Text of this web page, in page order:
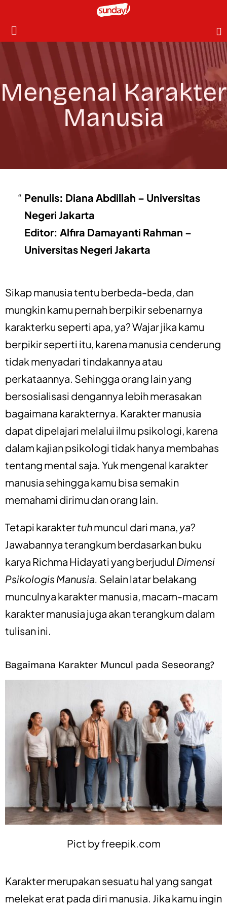
Mengenal Karakter
Manusia
Penulis: Diana Abdillah – Universitas
Negeri Jakarta
Editor: Alfira Damayanti Rahman –
Universitas Negeri Jakarta
Sikap manusia tentu berbeda-beda, dan
mungkin kamu pernah berpikir sebenarnya
karakterku seperti apa, ya? Wajar jika kamu
berpikir seperti itu, karena manusia cenderung
tidak menyadari tindakannya atau
perkataannya. Sehingga orang lain yang
bersosialisasi dengannya lebih merasakan
bagaimana karakternya. Karakter manusia
dapat dipelajari melalui ilmu psikologi, karena
dalam kajian psikologi tidak hanya membahas
tentang mental saja. Yuk mengenal karakter
manusia sehingga kamu bisa semakin
memahami dirimu dan orang lain.
Tetapi karaktertuhmuncul dari mana, ya?
Jawabannya terangkum berdasarkan buku
karya Richma Hidayati yang berjudul Dimensi
Psikologis Manusia. Selain latar belakang
munculnya karakter manusia, macam-macam
karakter manusia juga akan terangkum dalam
tulisan ini.
Bagaimana Karakter Muncul pada Seseorang?
Pict byfreepik.com
Karakter merupakan sesuatu hal yang sangat
melekat erat pada diri manusia. Jika kamu ingin